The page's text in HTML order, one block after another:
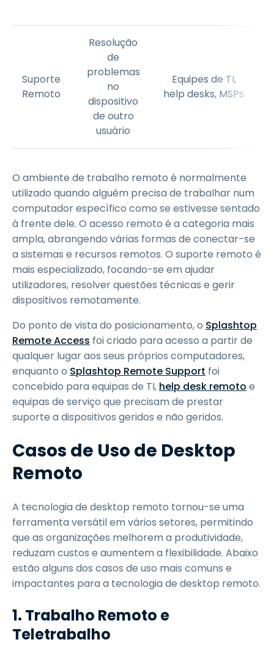
Suporte
Remoto
Resolução
de
problemas
no
dispositivo
de outro
usuário
Equipes de TI,
help desks, MSPs
O ambiente de trabalho remoto é normalmente
utilizado quando alguém precisa de trabalhar num
computador específico como se estivesse sentado
à frente dele. O acesso remoto é a categoria mais
ampla, abrangendo várias formas de conectar-se
a sistemas e recursos remotos. O suporte remoto é
mais especializado, focando-se em ajudar
utilizadores, resolver questões técnicas e gerir
dispositivos remotamente.
Do ponto de vista do posicionamento, o Splashtop
Remote Access foi criado para acesso a partir de
qualquer lugar aos seus próprios computadores,
enquanto o Splashtop Remote Support foi
concebido para equipas de TI, help desk remoto e
equipas de serviço que precisam de prestar
suporte a dispositivos geridos e não geridos.
Casos de Uso de Desktop
Remoto
A tecnologia de desktop remoto tornou-se uma
ferramenta versátil em vários setores, permitindo
que as organizações melhorem a produtividade,
reduzam custos e aumentem a flexibilidade. Abaixo
estão alguns dos casos de uso mais comuns e
impactantes para a tecnologia de desktop remoto.
1. Trabalho Remoto e
Teletrabalho